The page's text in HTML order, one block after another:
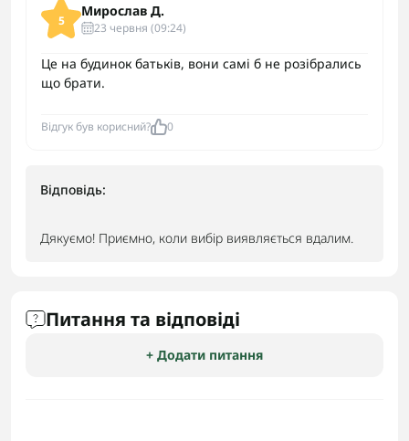
5
Мирослав Д.
23 червня (09:24)
Це на будинок батьків, вони самі б не розібрались
що брати.
Відгук був корисний? 0
Відповідь:
Дякуємо! Приємно, коли вибір виявляється вдалим.
Питання та відповіді
+ Додати питання